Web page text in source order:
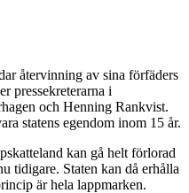
återvinning av sina förfäders
pressekreterarna i
och Henning Rankvist.
statens egendom inom 15 år.
kan gå helt förlorad
tidigare. Staten kan då erhålla
är hela lappmarken.